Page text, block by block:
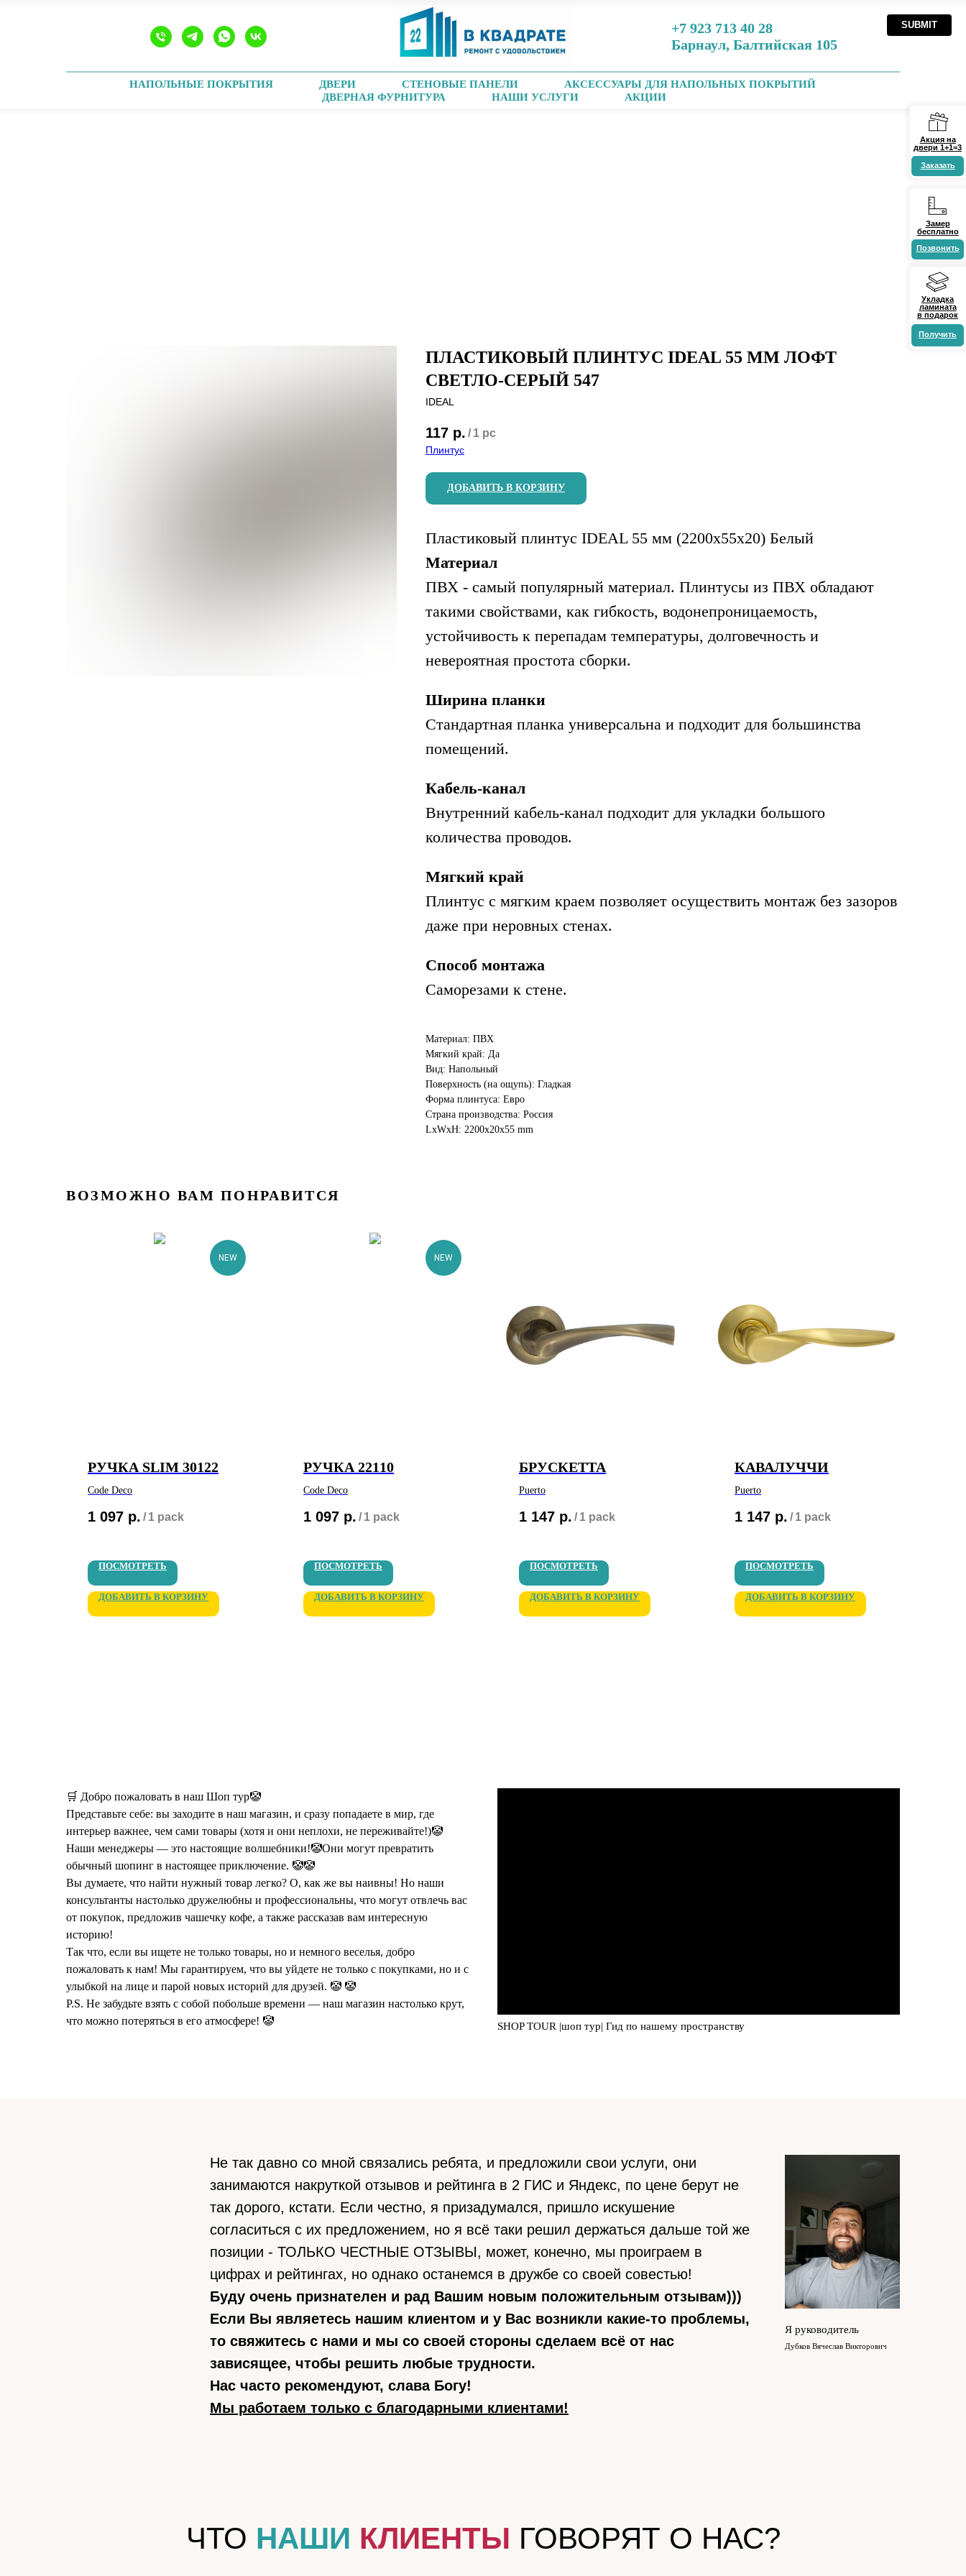
+7 923 713 40 28
Барнаул, Балтийская 105
НАПОЛЬНЫЕ ПОКРЫТИЯ ДВЕРИ СТЕНОВЫЕ ПАНЕЛИ
АКСЕССУАРЫ ДЛЯ НАПОЛЬНЫХ ПОКРЫТИЙ
ДВЕРНАЯ ФУРНИТУРА
НАШИ УСЛУГИ АКЦИИ
ПЛАСТИКОВЫЙ ПЛИНТУС IDEAL 55 MM ЛОФТ
СВЕТЛО-СЕРЫЙ 547
IDEAL
117 р. / 1 pc
Плинтус
ДОБАВИТЬ В КОРЗИНУ
Пластиковый плинтус IDEAL 55 мм (2200x55x20) Белый
Материал
ПВХ - самый популярный материал. Плинтусы из ПВХ обладают
такими свойствами, как гибкость, водонепроницаемость,
устойчивость к перепадам температуры, долговечность и
невероятная простота сборки.
Ширина планки
Стандартная планка универсальна и подходит для большинства
помещений.
Кабель-канал
Внутренний кабель-канал подходит для укладки большого
количества проводов.
Мягкий край
Плинтус с мягким краем позволяет осуществить монтаж без зазоров
даже при неровных стенах.
Способ монтажа
Саморезами к стене.
Материал: ПВХ
Мягкий край: Да
Вид: Напольный
Поверхность (на ощупь): Гладкая
Форма плинтуса: Евро
Страна производства: Россия
LxWxH: 2200x20x55 mm
ВОЗМОЖНО ВАМ ПОНРАВИТСЯ
NEW
РУЧКА SLIM 30122
Code Deco
1 097 р. / 1 pack
ПОСМОТРЕТЬ
ДОБАВИТЬ В КОРЗИНУ
NEW
РУЧКА 22110
Code Deco
1 097 р. / 1 pack
ПОСМОТРЕТЬ
ДОБАВИТЬ В КОРЗИНУ
БРУСКЕТТА
Puerto
1 147 р. / 1 pack
ПОСМОТРЕТЬ
ДОБАВИТЬ В КОРЗИНУ
КАВАЛУЧЧИ
Puerto
1 147 р. / 1 pack
ПОСМОТРЕТЬ
ДОБАВИТЬ В КОРЗИНУ
🛒 Добро пожаловать в наш Шоп тур🤡
Представьте себе: вы заходите в наш магазин, и сразу попадаете в мир, где
интерьер важнее, чем сами товары (хотя и они неплохи, не переживайте!)🤡
Наши менеджеры — это настоящие волшебники!🤡Они могут превратить
обычный шопинг в настоящее приключение. 🤡🤡
Вы думаете, что найти нужный товар легко? О, как же вы наивны! Но наши
консультанты настолько дружелюбны и профессиональны, что могут отвлечь вас
от покупок, предложив чашечку кофе, а также рассказав вам интересную
историю!
Так что, если вы ищете не только товары, но и немного веселья, добро
пожаловать к нам! Мы гарантируем, что вы уйдете не только с покупками, но и с
улыбкой на лице и парой новых историй для друзей. 🤡 🤡
P.S. Не забудьте взять с собой побольше времени — наш магазин настолько крут,
что можно потеряться в его атмосфере! 🤡
SHOP TOUR |шоп тур| Гид по нашему пространству
Не так давно со мной связались ребята, и предложили свои услуги, они
занимаются накруткой отзывов и рейтинга в 2 ГИС и Яндекс, по цене берут не
так дорого, кстати. Если честно, я призадумался, пришло искушение
согласиться с их предложением, но я всё таки решил держаться дальше той же
позиции - ТОЛЬКО ЧЕСТНЫЕ ОТЗЫВЫ, может, конечно, мы проиграем в
цифрах и рейтингах, но однако останемся в дружбе со своей совестью!
Буду очень признателен и рад Вашим новым положительным отзывам)))
Если Вы являетесь нашим клиентом и у Вас возникли какие-то проблемы,
то свяжитесь с нами и мы со своей стороны сделаем всё от нас
зависящее, чтобы решить любые трудности.
Нас часто рекомендуют, слава Богу!
Мы работаем только с благодарными клиентами!
Я руководитель
Дубков Вячеслав Викторович
ЧТО НАШИ КЛИЕНТЫ ГОВОРЯТ О НАС?
SUBMIT